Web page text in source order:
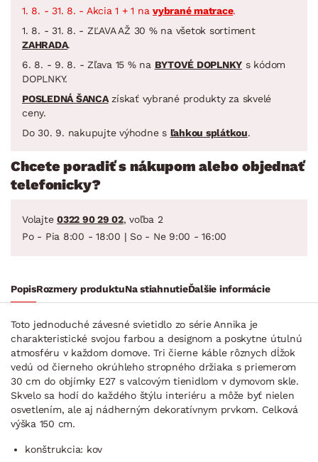
1. 8. - 31. 8. - Akcia 1 + 1 na vybrané matrace.
1. 8. - 31. 8. - ZĽAVA AŽ 30 % na všetok sortiment
ZAHRADA.
6. 8. - 9. 8. - Zľava 15 % na BYTOVÉ DOPLNKY s kódom
DOPLNKY.
POSLEDNÁ ŠANCAzískať vybrané produkty za skvelé
ceny.
Do 30. 9. nakupujte výhodne s ľahkou splátkou.
Chcete poradiť s nákupom alebo objednať
telefonicky?
Volajte 0322 90 29 02, voľba 2
Po - Pia 8:00 - 18:00 | So - Ne 9:00 - 16:00
PopisRozmery produktuNa stiahnutieĎalšie informácie
Toto jednoduché závesné svietidlo zo série Annika je
charakteristické svojou farbou a designom a poskytne útulnú
atmosféru v každom domove. Tri čierne káble rôznych dĺžok
vedú od čierneho okrúhleho stropného držiaka s priemerom
30 cm do objímky E27 s valcovým tienidlom v dymovom skle.
Skvelo sa hodí do každého štýlu interiéru a môže byť nielen
osvetlením, ale aj nádherným dekoratívnym prvkom. Celková
výška 150 cm.
konštrukcia: kov